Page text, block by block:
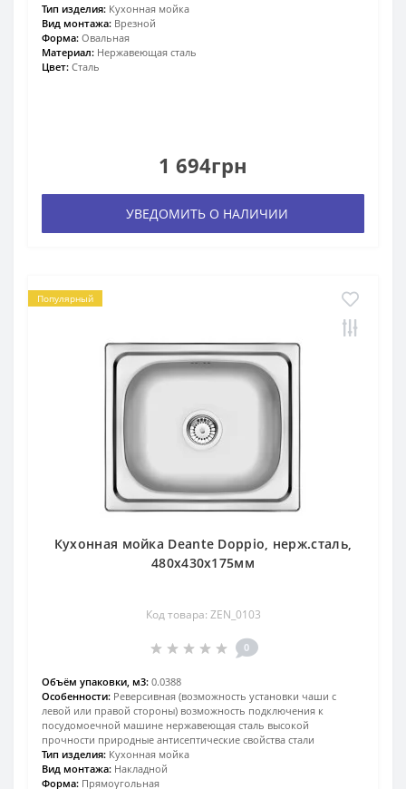
Тип изделия: Кухонная мойка
Вид монтажа: Врезной
Форма: Овальная
Материал: Нержавеющая сталь
Цвет: Сталь
1 694грн
УВЕДОМИТЬ О НАЛИЧИИ
Популярный
Кухонная мойка Deante Doppio, нерж.сталь,
480х430х175мм
Код товара: ZEN_0103
0
Объём упаковки, м3: 0.0388
Особенности: Реверсивная (возможность установки чаши с
левой или правой стороны) возможность подключения к
посудомоечной машине нержавеющая сталь высокой
прочности природные антисептические свойства стали
Тип изделия: Кухонная мойка
Вид монтажа: Накладной
Форма: Прямоугольная